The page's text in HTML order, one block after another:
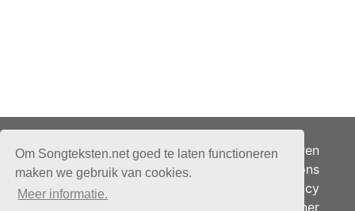
Om Songteksten.net goed te laten functioneren
maken we gebruik van cookies.
Meer informatie.
Adverteren
Over ons
Je privacy
Partner